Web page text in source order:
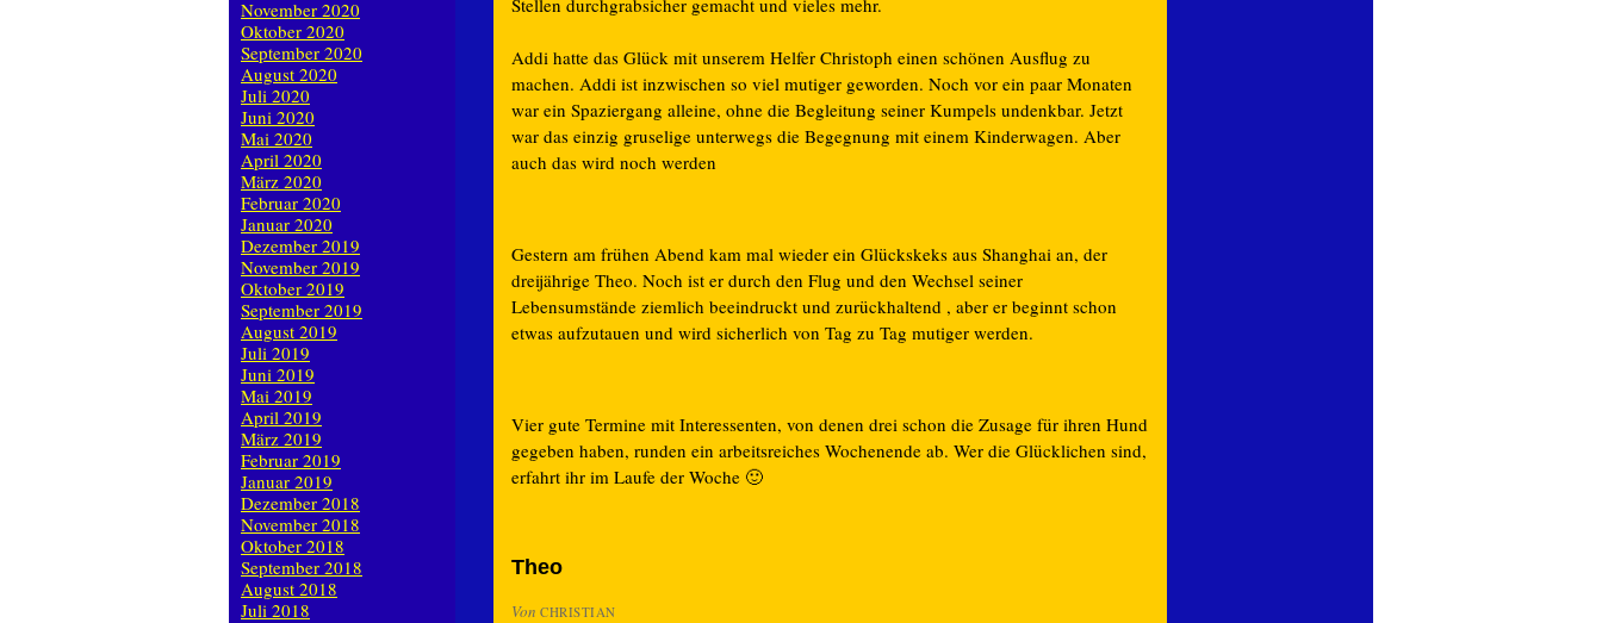
Stellen durchgrabsicher gemacht und vieles mehr.
Addi hatte das Glück mit unserem Helfer Christoph einen schönen Ausflug zu
machen. Addi ist inzwischen so viel mutiger geworden. Noch vor ein paar Monaten
war ein Spaziergang alleine, ohne die Begleitung seiner Kumpels undenkbar. Jetzt
war das einzig gruselige unterwegs die Begegnung mit einem Kinderwagen. Aber
auch das wird noch werden
Gestern am frühen Abend kam mal wieder ein Glückskeks aus Shanghai an, der
dreijährige Theo. Noch ist er durch den Flug und den Wechsel seiner
Lebensumstände ziemlich beeindruckt und zurückhaltend , aber er beginnt schon
etwas aufzutauen und wird sicherlich von Tag zu Tag mutiger werden.
Vier gute Termine mit Interessenten, von denen drei schon die Zusage für ihren Hund
gegeben haben, runden ein arbeitsreiches Wochenende ab. Wer die Glücklichen sind,
erfahrt ihr im Laufe der Woche 🙂
Theo
Von CHRISTIAN
November 2020
Oktober 2020
September 2020
August 2020
Juli 2020
Juni 2020
Mai 2020
April 2020
März 2020
Februar 2020
Januar 2020
Dezember 2019
November 2019
Oktober 2019
September 2019
August 2019
Juli 2019
Juni 2019
Mai 2019
April 2019
März 2019
Februar 2019
Januar 2019
Dezember 2018
November 2018
Oktober 2018
September 2018
August 2018
Juli 2018